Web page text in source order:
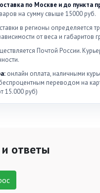
по Москве и до пункта
на сумму свыше 15000 руб.
в регионы определяется
от веса и габаритов
Почтой России.
онлайн оплата, наличными
переводом на
15.000 руб)
ответы